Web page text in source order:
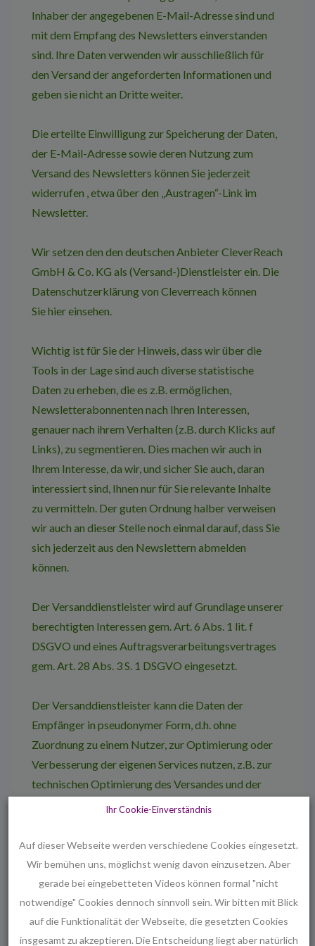
Inhaber der angegebenen E-Mail-Adresse sind und
mit dem Empfang des Newsletters einverstanden
sind. Ihre Daten verwenden wir ausschließlich für
den Versand der angeforderten Informationen und
geben sie nicht an Dritte weiter.
Die erteilte Einwilligung zur Speicherung der Daten,
der E-Mail-Adresse sowie deren Nutzung zum
Versand des Newsletters können Sie jederzeit
widerrufen , etwa über den „Austragen“-Link im
Newsletter.
Wir setzen den den deutschen AnbieterCleverReach
GmbH & Co. KG als (Versand-)Dienstleister ein. Die
Datenschutzerklärung von Cleverreach können
Siehiereinsehen.
Wichtig ist für Sie der Hinweis, dass wir über die
Tools in der Lage sind auch diverse statistische
Daten zu erheben, die es z.B. ermöglichen,
Newsletterabonnenten nach Ihren Interessen,
genauer nach ihrem Verhalten (z.B. durch Klicks auf
Links), zu segmentieren. Dies machen wir auch in
Ihrem Interesse, da wir, und sicher Sie auch, daran
interessiert sind, Ihnen nur für Sie relevante Inhalte
zu vermitteln. Der guten Ordnung halber verweisen
wir auch an dieser Stelle noch einmal darauf, dass Sie
sich jederzeit aus den Newslettern abmelden
können.
Der Versanddienstleister wird auf Grundlage unserer
berechtigten Interessen gem. Art. 6 Abs. 1 lit. f
DSGVO und eines Auftragsverarbeitungsvertrages
gem. Art. 28 Abs. 3 S. 1 DSGVO eingesetzt.
Der Versanddienstleister kann die Daten der
Empfänger in pseudonymer Form, d.h. ohne
Zuordnung zu einem Nutzer, zur Optimierung oder
Verbesserung der eigenen Services nutzen, z.B. zur
technischen Optimierung des Versandes und der
Darstellung der Newsletter oder für statistische
die Daten unserer Newsletterempfänger jedoch
nicht, um diese selbst anzuschreiben oder um die
Daten an Dritte weiterzugeben.
Auskunft, Löschung, Sperrung
Ihr Cookie-Einverständnis
Auf dieser Webseite werden verschiedene Cookies eingesetzt.
Wir bemühen uns, möglichst wenig davon einzusetzen. Aber
gerade bei eingebetteten Videos können formal "nicht
notwendige" Cookies dennoch sinnvoll sein. Wir bitten mit Blick
auf die Funktionalität der Webseite, die gesetzten Cookies
insgesamt zu akzeptieren. Die Entscheidung liegt aber natürlich